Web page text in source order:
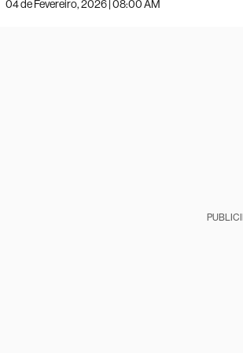
04 de Fevereiro, 2026 | 08:00 AM